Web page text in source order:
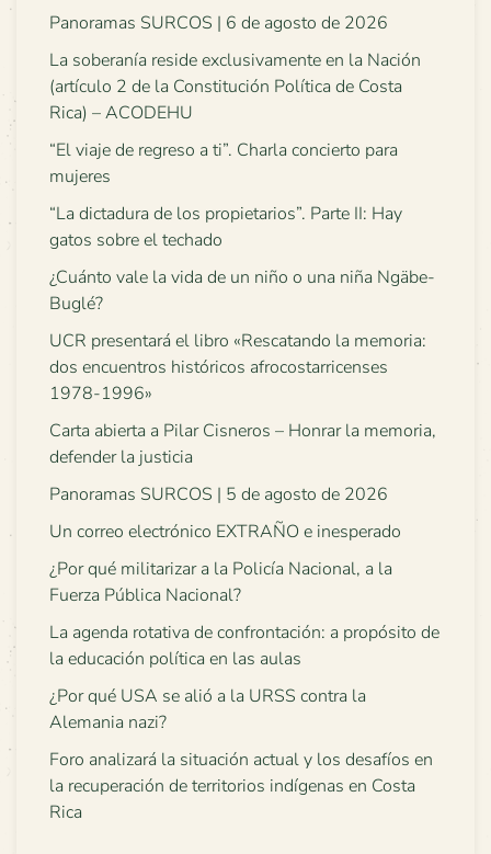
Panoramas SURCOS | 6 de agosto de 2026
La soberanía reside exclusivamente en la Nación
(artículo 2 de la Constitución Política de Costa
Rica) – ACODEHU
“El viaje de regreso a ti”. Charla concierto para
mujeres
“La dictadura de los propietarios”. Parte II: Hay
gatos sobre el techado
¿Cuánto vale la vida de un niño o una niña Ngäbe-
Buglé?
UCR presentará el libro «Rescatando la memoria:
dos encuentros históricos afrocostarricenses
1978-1996»
Carta abierta a Pilar Cisneros – Honrar la memoria,
defender la justicia
Panoramas SURCOS | 5 de agosto de 2026
Un correo electrónico EXTRAÑO e inesperado
¿Por qué militarizar a la Policía Nacional, a la
Fuerza Pública Nacional?
La agenda rotativa de confrontación: a propósito de
la educación política en las aulas
¿Por qué USA se alió a la URSS contra la
Alemania nazi?
Foro analizará la situación actual y los desafíos en
la recuperación de territorios indígenas en Costa
Rica